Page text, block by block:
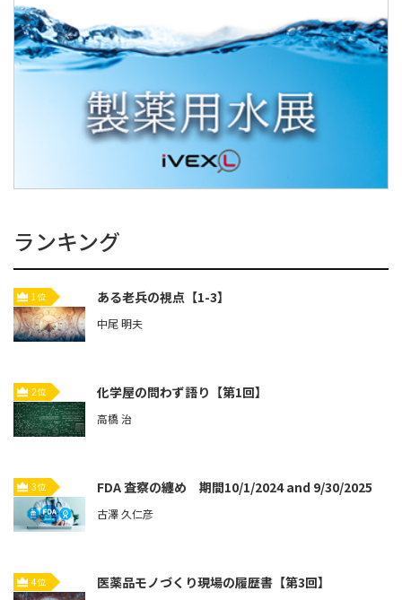
ランキング
1位 ある老兵の視点【1-3】
中尾 明夫
2位 化学屋の問わず語り【第1回】
高橋 治
3位 FDA 査察の纏め 期間10/1/2024 and 9/30/2025
古澤 久仁彦
4位 医薬品モノづくり現場の履歴書【第3回】